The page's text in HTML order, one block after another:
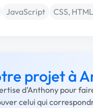
JavaScript CSS,
projet à
d’Anthony pour
celui qui